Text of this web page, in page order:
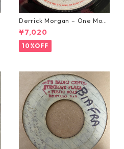
Derrick Morgan – One Morn
ing In May【7-21653】
¥7,020
10%OFF